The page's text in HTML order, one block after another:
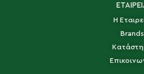
Η
Brands